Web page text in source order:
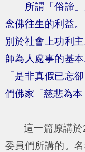
所謂「俗諦」
念佛往生的利益
別於社會上功利
師為人處事的基
「是非真假已忘
們佛家「慈悲為本
這一篇原講於
委員們所講的。